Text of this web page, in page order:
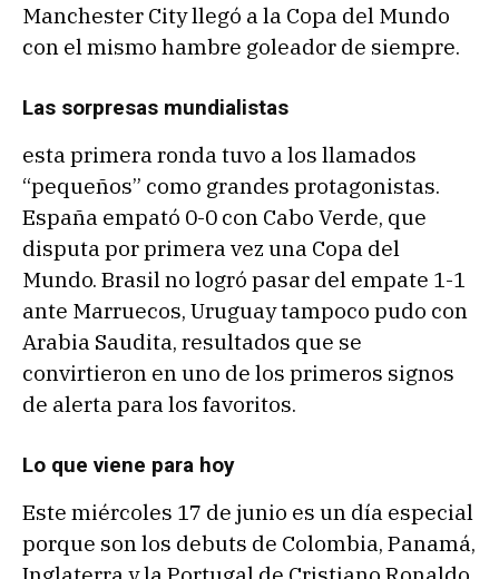
Manchester City llegó a la Copa del Mundo
con el mismo hambre goleador de siempre.
Las sorpresas mundialistas
esta primera ronda tuvo a los llamados
“pequeños” como grandes protagonistas.
España empató 0-0 con Cabo Verde, que
disputa por primera vez una Copa del
Mundo. Brasil no logró pasar del empate 1-1
ante Marruecos, Uruguay tampoco pudo con
Arabia Saudita, resultados que se
convirtieron en uno de los primeros signos
de alerta para los favoritos.
Lo que viene para hoy
Este miércoles 17 de junio es un día especial
porque son los debuts de Colombia, Panamá,